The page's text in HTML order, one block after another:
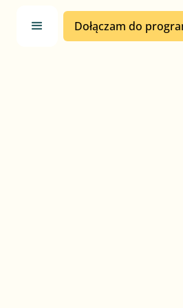
Dołączam do